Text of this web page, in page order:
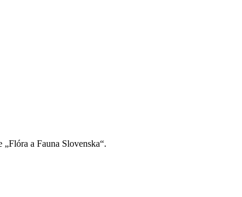
a Fauna Slovenska“.